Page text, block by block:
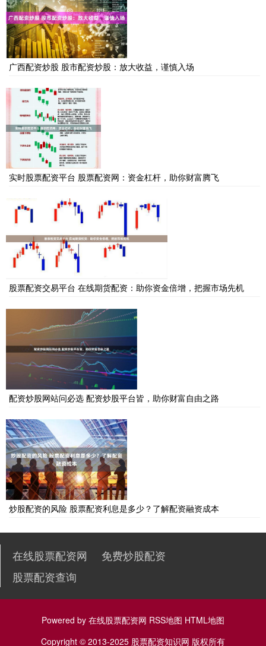
广西配资炒股 股市配资炒股：放大收益，谨慎入场
实时股票配资平台 股票配资网：资金杠杆，助你财富腾飞
股票配资交易平台 在线期货配资：助你资金倍增，把握市场先机
配资炒股网站问必选 配资炒股平台皆，助你财富自由之路
炒股配资的风险 股票配资利息是多少？了解配资融资成本
在线股票配资网
免费炒股配资
股票配资查询
Powered by 在线股票配资网 RSS地图 HTML地图
Copyright © 2013-2025 股票配资知识网 版权所有